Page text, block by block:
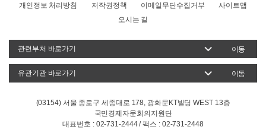
개인정보 처리방침 저작권정책 이메일무단수집거부
사이트맵
오시는 길
이동
이동
(03154) 서울 종로구 세종대로 178, 광화문KT빌딩 WEST 13층
국민경제자문회의지원단
대표번호 : 02-731-2444 / 팩스 : 02-731-2448